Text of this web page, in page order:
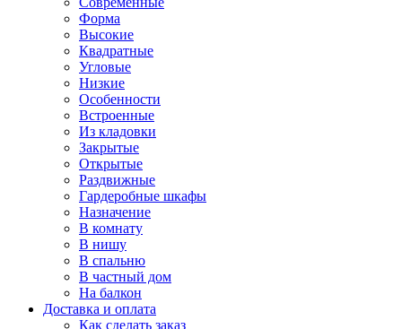
Форма
Высокие
Квадратные
Угловые
Низкие
Особенности
Встроенные
Из кладовки
Закрытые
Открытые
Раздвижные
Гардеробные шкафы
Назначение
В комнату
В нишу
В спальню
В частный дом
На балкон
Доставка и оплата
Как сделать заказ